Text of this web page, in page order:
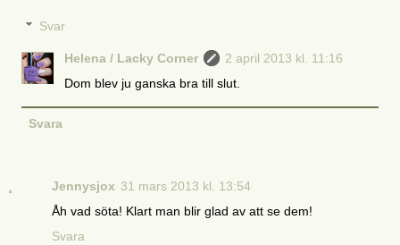
Svar
Helena / Lacky Corner
2 april 2013 kl. 11:16
Dom blev ju ganska bra till slut.
Svara
Jennysjox 31 mars 2013 kl. 13:54
Åh vad söta! Klart man blir glad av att se dem!
Svara